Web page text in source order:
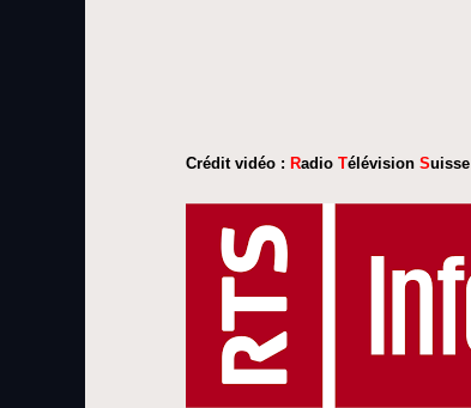
Crédit vidéo : Radio Télévision Suisse